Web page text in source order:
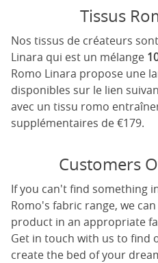
Tissus
Nos tissus de créateurs
Linara qui est un mélange
Romo Linara propose une
disponibles sur le lien
avec un tissu romo
supplémentaires de €179.
Customers
If you can't find something
Romo's fabric range, we
product in an appropriate
Get in touch with us to find
create the bed of your